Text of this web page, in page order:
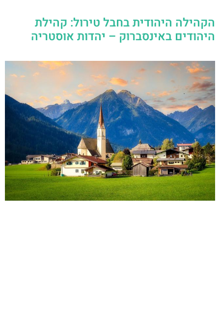
הקהילה היהודית בחבל טירול: קהילת
היהודים באינסברוק – יהדות אוסטריה